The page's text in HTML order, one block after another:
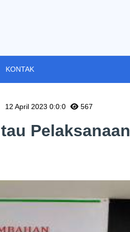
KONTAK
12 April 2023 0:0:0 567
Pelaksanaan